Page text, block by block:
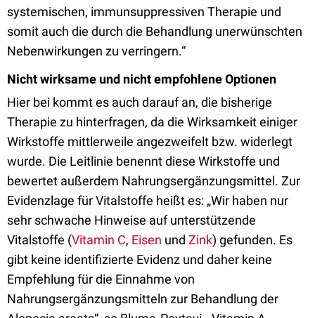
systemischen, immunsuppressiven Therapie und
somit auch die durch die Behandlung unerwünschten
Nebenwirkungen zu verringern.“
Nicht wirksame und nicht empfohlene Optionen
Hier bei kommt es auch darauf an, die bisherige
Therapie zu hinterfragen, da die Wirksamkeit einiger
Wirkstoffe mittlerweile angezweifelt bzw. widerlegt
wurde. Die Leitlinie benennt diese Wirkstoffe und
bewertet außerdem Nahrungsergänzungsmittel. Zur
Evidenzlage für Vitalstoffe heißt es: „Wir haben nur
sehr schwache Hinweise auf unterstützende
Vitalstoffe (Vitamin C, Eisen und Zink) gefunden. Es
gibt keine identifizierte Evidenz und daher keine
Empfehlung für die Einnahme von
Nahrungsergänzungsmitteln zur Behandlung der